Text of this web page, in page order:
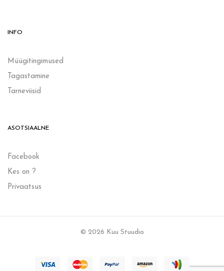
INFO
Müügitingimused
Tagastamine
Tarneviisid
ASOTSIAALNE
Facebook
Kes on ?
Privaatsus
© 2026 Kuu Stuudio